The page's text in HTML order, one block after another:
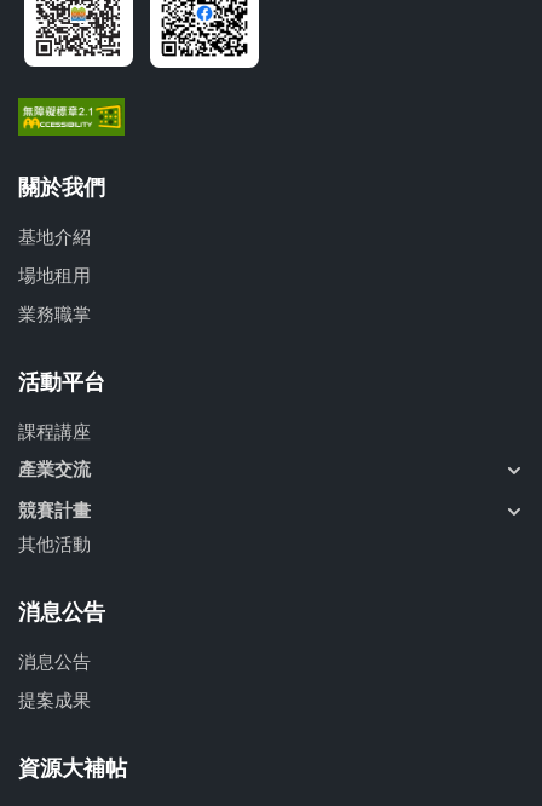
關於我們
基地介紹
場地租用
業務職掌
活動平台
課程講座
產業交流
競賽計畫
其他活動
消息公告
消息公告
提案成果
資源大補帖